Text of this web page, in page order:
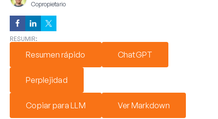
Copropietario
RESUMIR:
Resumen rápido ChatGPT
Perplejidad
Copiar para LLM Ver Markdown